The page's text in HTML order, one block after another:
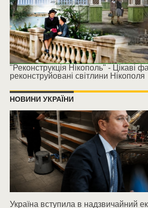
"Реконструкція Нікополь" - Цікаві
реконструйовані світлини Нікополя
НОВИНИ УКРАЇНИ
Україна вступила в надзвичайний